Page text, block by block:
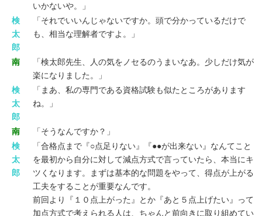
いかないや。」
検
太
郎
「それでいいんじゃないですか。頭で分かっているだけで
も、相当な理解者ですよ。」
南
「検太郎先生、人の気をノセるのうまいなあ。少しだけ気が
楽になりました。」
検
太
郎
「まあ、私の専門である資格試験も似たところがあります
ね。」
南
「そうなんですか？」
検
太
郎
「合格点まで『○点足りない』『●●が出来ない』なんてこと
を最初から自分に対して減点方式で言っていたら、本当にキ
ツくなります。まずは基本的な問題をやって、得点が上がる
工夫をすることが重要なんです。
前回より『１０点上がった』とか『あと５点上げたい』って
加点方式で考えられる人は、ちゃんと前向きに取り組めてい